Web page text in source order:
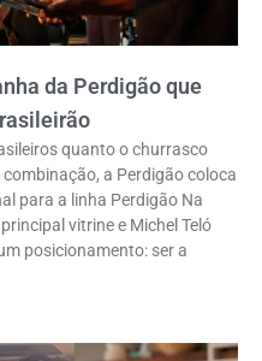
da Perdigão que
quanto o churrasco
a Perdigão coloca
para a linha Perdigão Na
vitrine e Michel Teló
posicionamento: ser a